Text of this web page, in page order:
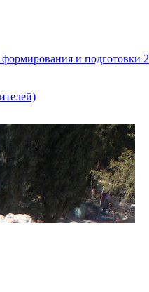
формирования и подготовки 2